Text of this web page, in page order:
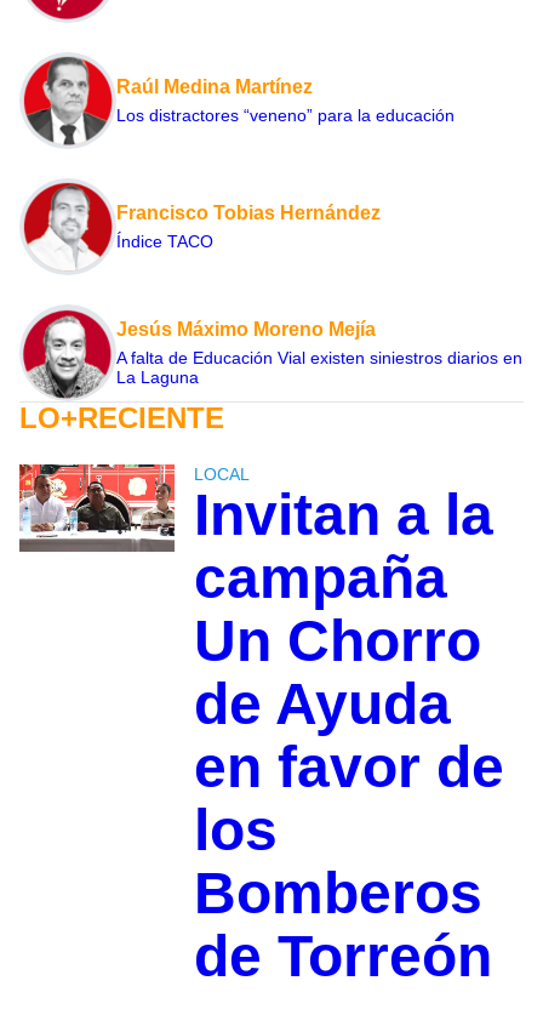
Raúl Medina Martínez
Los distractores “veneno” para la educación
Francisco Tobias Hernández
Índice TACO
Jesús Máximo Moreno Mejía
A falta de Educación Vial existen siniestros diarios en
La Laguna
LO+RECIENTE
LOCAL
Invitan a la
campaña
Un Chorro
de Ayuda
en favor de
los
Bomberos
de Torreón